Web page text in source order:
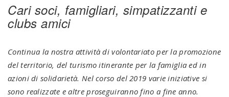
Cari soci, famigliari, simpatizzanti e
clubs amici
Continua la nostra attività di volontariato per la promozione
del territorio, del turismo itinerante per la famiglia ed in
azioni di solidarietà. Nel corso del 2019 varie iniziative si
sono realizzate e altre proseguiranno fino a fine anno.